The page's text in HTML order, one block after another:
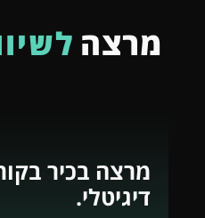
מרצה
מרצה בכיר
דיגיטלי.